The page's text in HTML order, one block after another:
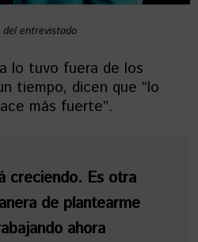
entrevistado
lo tuvo fuera de los
tiempo, dicen que “lo
más fuerte”.
creciendo. Es otra
de plantearme
ahora